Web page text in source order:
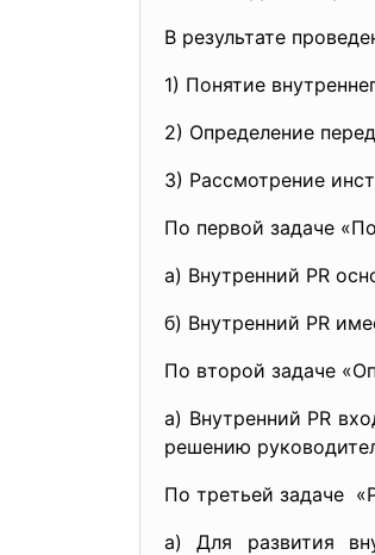
В результате
1) Понятие
2) Определение
3) Рассмотрение
По первой задаче
а) Внутренний PR
б) Внутренний PR
По второй задаче
а) Внутренний PR
решению
По третьей задаче
а) Для развития